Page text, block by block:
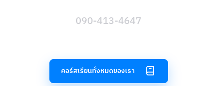
090-413-4647
คอร์สเรียนทั้งหมดของเรา